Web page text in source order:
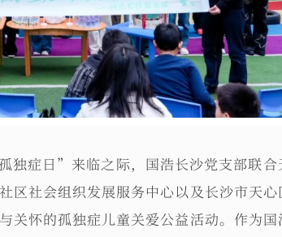
独症日”来临之际，国浩长沙党支部联合
区社会组织发展服务中心以及长沙市天心
关怀的孤独症儿童关爱公益活动。作为国